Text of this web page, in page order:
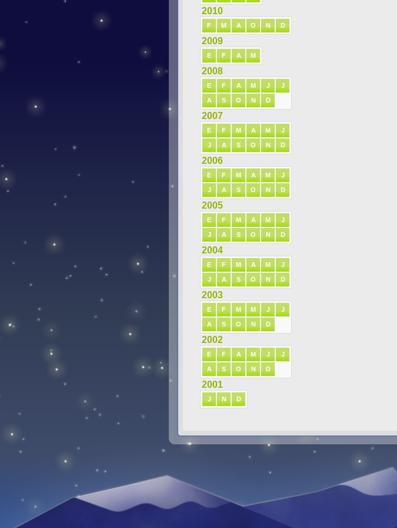
2010
F M A O N D
2009
E F A M
2008
E F A M J J
A S O N D
2007
E F M A M J
J A S O N D
2006
E F M A M J
J A S O N D
2005
E F M A M J
J A S O N D
2004
E F M A M J
J A S O N D
2003
E F M M J J
A S O N D
2002
E F A M J J
A S O N D
2001
J N D